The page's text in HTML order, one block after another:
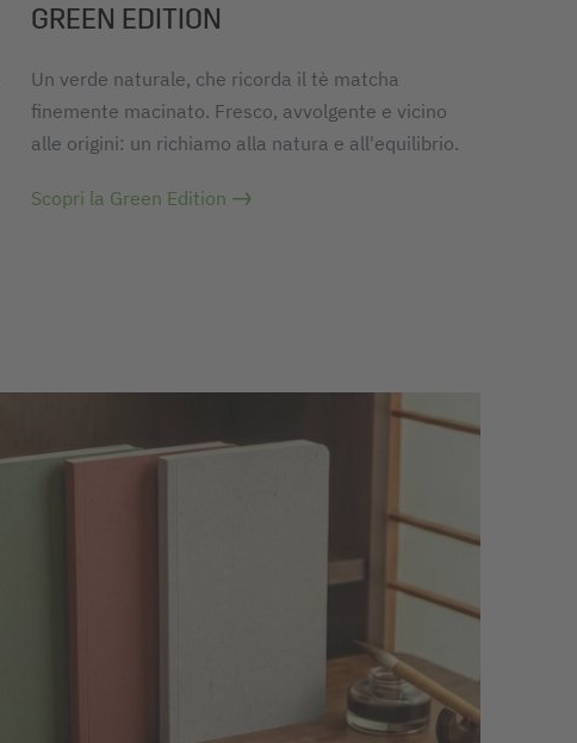
GREEN EDITION
Un verde naturale, che ricorda il tè matcha
finemente macinato. Fresco, avvolgente e vicino
alle origini: un richiamo alla natura e all'equilibrio.
Scopri la Green Edition